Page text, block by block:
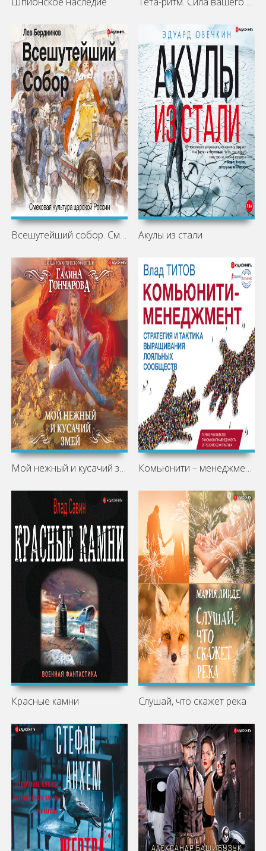
Всешутейший собор. Смеховая культура Акулы из стали
Мой нежный и кусачий змей Комьюнити – менеджмент. Стратегия и
Красные камни Слушай, что скажет река